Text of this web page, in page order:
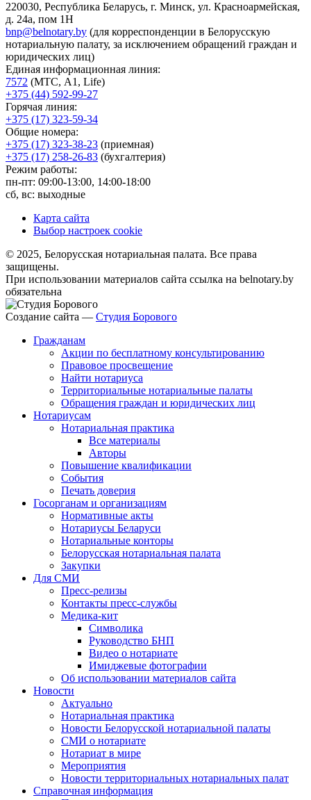
220030, Республика Беларусь, г. Минск, ул. Красноармейская,
д. 24а, пом 1Н
bnp@belnotary.by (для корреспонденции в Белорусскую
нотариальную палату, за исключением обращений граждан и
юридических лиц)
Единая информационная линия:
7572 (МТС, A1, Life)
+375 (44) 592-99-27
Горячая линия:
+375 (17) 323-59-34
Общие номера:
+375 (17) 323-38-23 (приемная)
+375 (17) 258-26-83 (бухгалтерия)
Режим работы:
пн-пт: 09:00-13:00, 14:00-18:00
сб, вс: выходные
Карта сайта
Выбор настроек cookie
© 2025, Белорусская нотариальная палата. Все права
защищены.
При использовании материалов сайта ссылка на belnotary.by
обязательна
Создание сайта — Студия Борового
Гражданам
Акции по бесплатному консультированию
Правовое просвещение
Найти нотариуса
Территориальные нотариальные палаты
Обращения граждан и юридических лиц
Нотариусам
Нотариальная практика
Все материалы
Авторы
Повышение квалификации
События
Печать доверия
Госорганам и организациям
Нормативные акты
Нотариусы Беларуси
Нотариальные конторы
Белорусская нотариальная палата
Закупки
Для СМИ
Пресс-релизы
Контакты пресс-службы
Медика-кит
Символика
Руководство БНП
Видео о нотариате
Имиджевые фотографии
Об использовании материалов сайта
Новости
Актуально
Нотариальная практика
Новости Белорусской нотариальной палаты
СМИ о нотариате
Нотариат в мире
Мероприятия
Новости территориальных нотариальных палат
Справочная информация